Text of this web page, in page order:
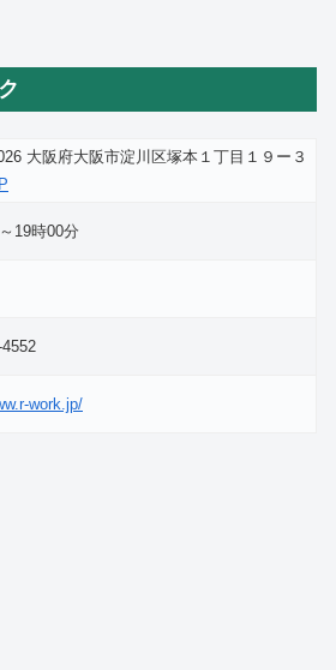
大阪府大阪市淀川区塚本１丁目１９ー３
19時00分
work.jp/